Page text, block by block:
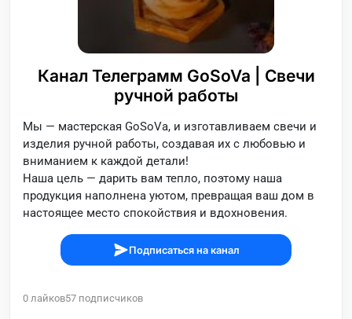
Канал Телеграмм GoSoVa | Свечи
ручной работы
Мы — мастерская GoSoVa, и изготавливаем свечи и
изделия ручной работы, создавая их с любовью и
вниманием к каждой детали!
Наша цель — дарить вам тепло, поэтому наша
продукция наполнена уютом, превращая ваш дом в
настоящее место спокойствия и вдохновения.
Подписаться на канал
0 лайков57 подписчиков